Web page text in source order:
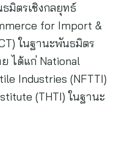
มิตรเชิงกลยุทธ์
for Import &
ในฐานะพันธมิตร
ได้แก่ National
Industries (NFTTI)
(THTI) ในฐานะ